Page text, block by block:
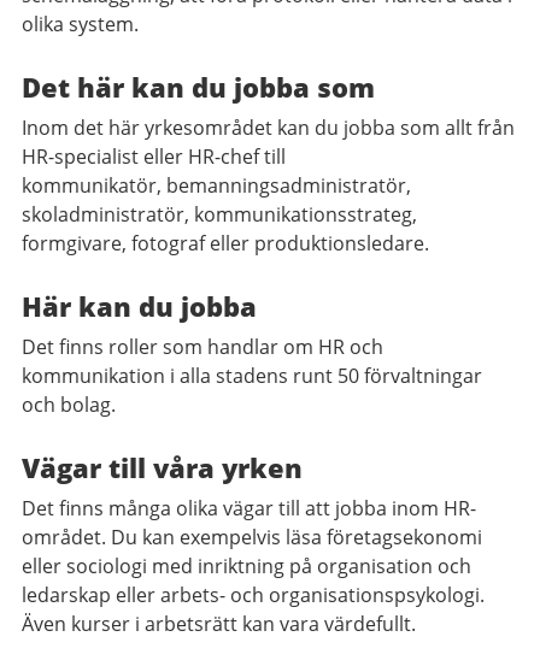
olika system.
Det här kan du jobba som
Inom det här yrkesområdet kan du jobba som allt från
HR-specialist eller HR-chef till
kommunikatör, bemanningsadministratör,
skoladministratör, kommunikationsstrateg,
formgivare, fotograf eller produktionsledare.
Här kan du jobba
Det finns roller som handlar om HR och
kommunikation i alla stadens runt 50 förvaltningar
och bolag.
Vägar till våra yrken
Det finns många olika vägar till att jobba inom HR-
området. Du kan exempelvis läsa företagsekonomi
eller sociologi med inriktning på organisation och
ledarskap eller arbets- och organisationspsykologi.
Även kurser i arbetsrätt kan vara värdefullt.